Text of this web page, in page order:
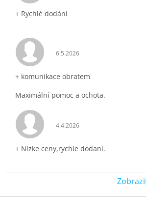
+ Rychlé dodání
Hodnocení obchodu je 5 z 5
6.5.2026
+ komunikace obratem
Maximální pomoc a ochota.
Hodnocení obchodu je 5 z 5
4.4.2026
+ Nizke ceny,rychle dodani.
Z